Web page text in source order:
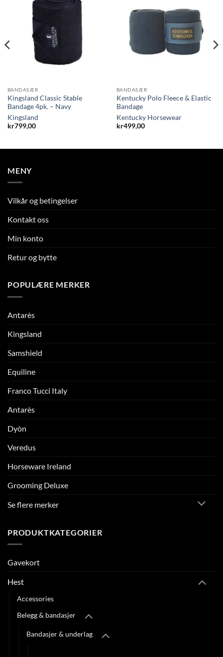
BANDASJER
Kingsland Classic Stable
Bandage 4pk. – Navy
Kingsland
kr799,00
BANDASJER
Kentucky Polo Fleece & Elastic
Bandage
Kentucky Horsewear
kr499,00
MENY
Vilkår og betingelser
Kontakt oss
Min konto
Retur og bytte
POPULÆRE MERKER
Antarès
Kingsland
Samshield
Equiline
Franco Tucci Italy
Antarès
Dyòn
Veredus
Horseware Ireland
Grooming Deluxe
Se flere merker
PRODUKTKATEGORIER
Gavekort
Hest
Accessories
Belegg & bandasjer
Bandasjer & underlag